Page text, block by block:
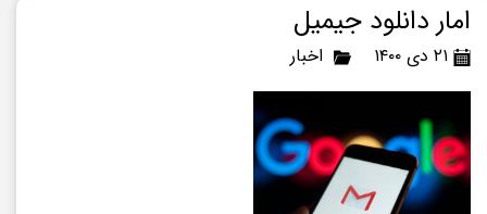
امار دانلود جیمیل
۲۱ دی ۱۴۰۰ اخبار